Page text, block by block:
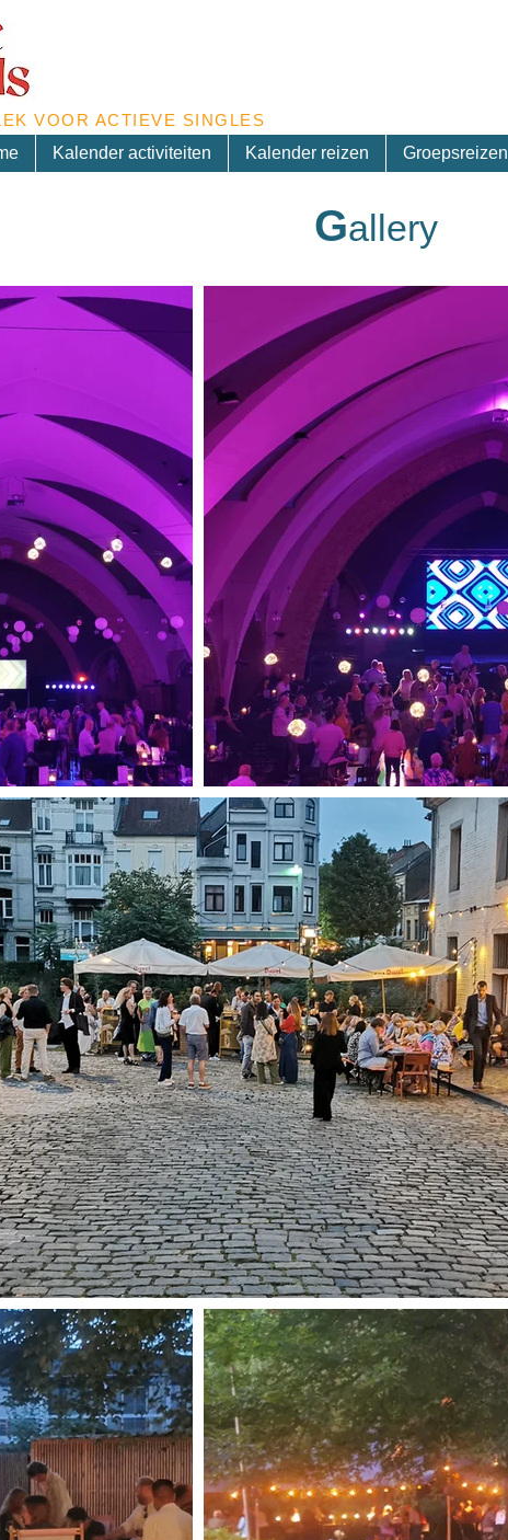
VOOR ACTIEVE SINGLES
Kalender activiteiten Kalender reizen Groepsreizen
Gallery